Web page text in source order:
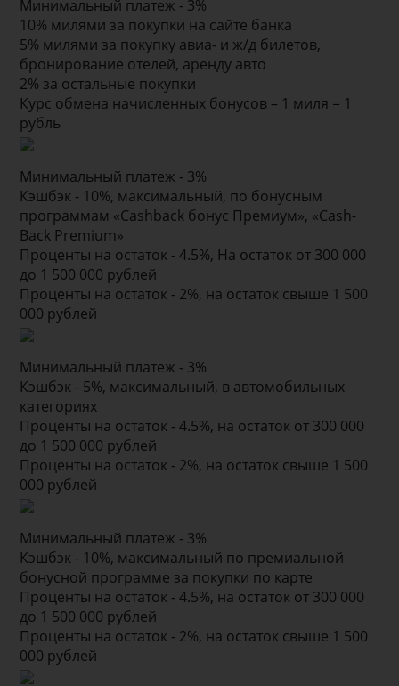
Минимальный платеж - 3%
10% милями за покупки на сайте банка
5% милями за покупку авиа- и ж/д билетов,
бронирование отелей, аренду авто
2% за остальные покупки
Курс обмена начисленных бонусов – 1 миля = 1
рубль
Минимальный платеж - 3%
Кэшбэк - 10%, максимальный, по бонусным
программам «Cashback бонус Премиум», «Сash-
Back Premium»
Проценты на остаток - 4.5%, На остаток от 300 000
до 1 500 000 рублей
Проценты на остаток - 2%, на остаток свыше 1 500
000 рублей
Минимальный платеж - 3%
Кэшбэк - 5%, максимальный, в автомобильных
категориях
Проценты на остаток - 4.5%, на остаток от 300 000
до 1 500 000 рублей
Проценты на остаток - 2%, на остаток свыше 1 500
000 рублей
Минимальный платеж - 3%
Кэшбэк - 10%, максимальный по премиальной
бонусной программе за покупки по карте
Проценты на остаток - 4.5%, на остаток от 300 000
до 1 500 000 рублей
Проценты на остаток - 2%, на остаток свыше 1 500
000 рублей